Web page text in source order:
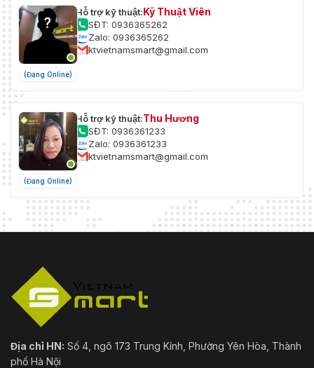
(Đang Online)
Hỗ trợ kỹ thuật:Kỹ Thuật Viên
SĐT: 0936365262
Zalo: 0936365262
ktvietnamsmart@gmail.com
(Đang Online)
Hỗ trợ kỹ thuật:Thu Hương
SĐT: 0936361233
Zalo: 0936361233
ktvietnamsmart@gmail.com
Địa chỉ HN: Số 4, ngõ 173 Trung Kính, Phường Yên Hòa, Thành
phố Hà Nội